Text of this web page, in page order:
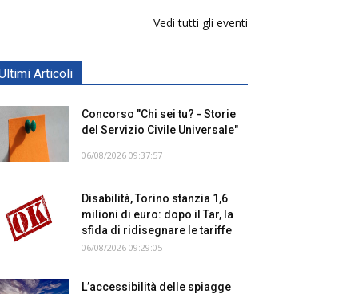
Vedi tutti gli eventi
Articoli
Concorso "Chi sei tu? - Storie
del Servizio Civile Universale"
06/08/2026 09:37:57
Disabilità, Torino stanzia 1,6
milioni di euro: dopo il Tar, la
sfida di ridisegnare le tariffe
06/08/2026 09:29:05
L’accessibilità delle spiagge